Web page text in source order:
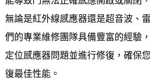
無論是紅外線感應器還是超音波、
們的專業維修團隊具備豐富的經驗
定位感應器問題並進行修復，確保
復最佳性能。